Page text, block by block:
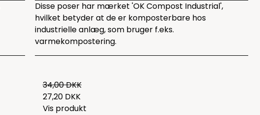
Disse poser har mærket 'OK Compost Industrial',
hvilket betyder at de er komposterbare hos
industrielle anlæg, som bruger f.eks.
varmekompostering.
34,00 DKK
27,20 DKK
Vis produkt